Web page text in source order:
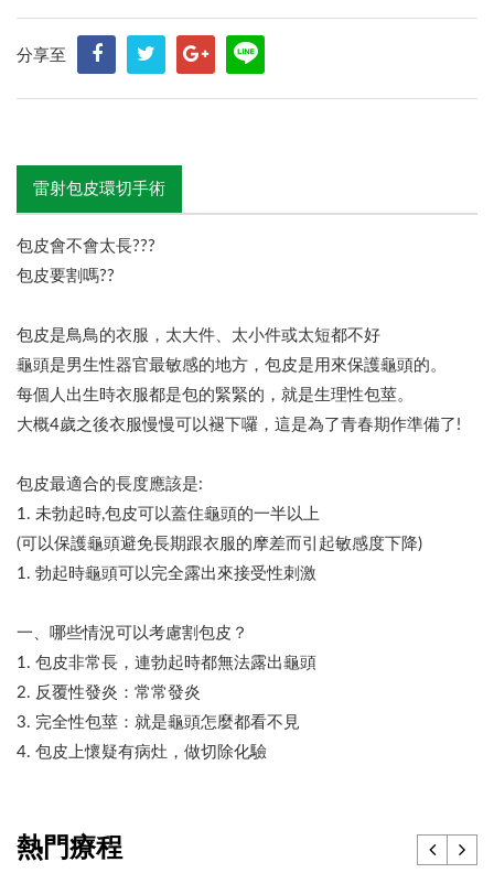
分享至
雷射包皮環切手術
包皮會不會太長???
包皮要割嗎??
包皮是鳥鳥的衣服，太大件、太小件或太短都不好
龜頭是男生性器官最敏感的地方，包皮是用來保護龜頭的。
每個人出生時衣服都是包的緊緊的，就是生理性包莖。
大概4歲之後衣服慢慢可以褪下囉，這是為了青春期作準備了!
包皮最適合的長度應該是:
1. 未勃起時,包皮可以蓋住龜頭的一半以上
(可以保護龜頭避免長期跟衣服的摩差而引起敏感度下降)
1. 勃起時龜頭可以完全露出來接受性刺激
一、哪些情況可以考慮割包皮？
1. 包皮非常長，連勃起時都無法露出龜頭
2. 反覆性發炎：常常發炎
3. 完全性包莖：就是龜頭怎麼都看不見
4. 包皮上懷疑有病灶，做切除化驗
熱門療程